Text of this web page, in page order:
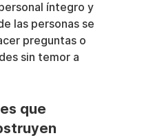
íntegro y
las personas se
preguntas o
sin temor a
que